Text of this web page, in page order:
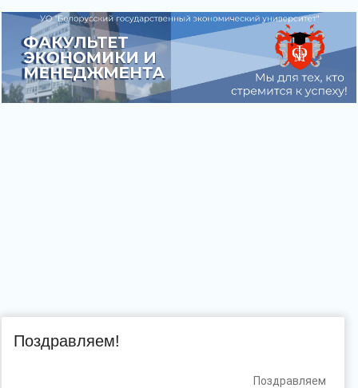
Поздравляем!
Поздравляем